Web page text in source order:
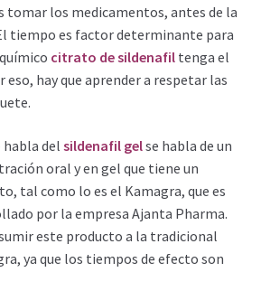
tomar los medicamentos, antes de la
tiempo es factor determinante para
citrato de sildenafil tenga el
eso, hay que aprender a respetar las
habla del sildenafil gelse habla de un
oral y en gel que tiene un
tal como lo es el Kamagra, que es
por la empresa Ajanta Pharma.
este producto a la tradicional
ya que los tiempos de efecto son